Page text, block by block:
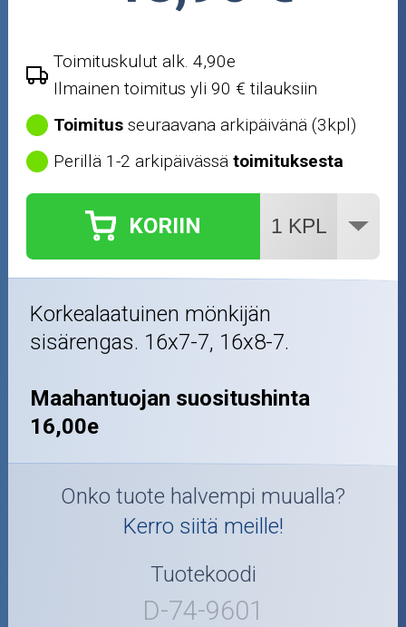
Toimituskulut alk. 4,90e
Ilmainen toimitus yli 90 € tilauksiin
Toimitus seuraavana arkipäivänä (3kpl)
Perillä 1-2 arkipäivässätoimituksesta
KORIIN
Korkealaatuinen mönkijän
sisärengas. 16x7-7, 16x8-7.
Maahantuojan suositushinta
16,00e
Onko tuote halvempi muualla?
Kerro siitä meille!
Tuotekoodi
D-74-9601